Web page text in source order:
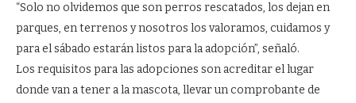
“Solo no olvidemos que son perros rescatados, los dejan en
parques, en terrenos y nosotros los valoramos, cuidamos y
para el sábado estarán listos para la adopción”, señaló.
Los requisitos para las adopciones son acreditar el lugar
donde van a tener a la mascota, llevar un comprobante de